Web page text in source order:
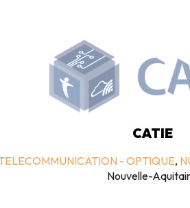
CATIE
- OPTIQUE,
Nouvelle-